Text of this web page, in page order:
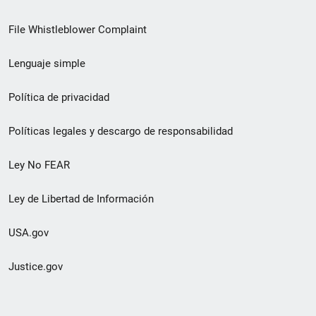
de
de
pie
de
página
File Whistleblower Complaint
Lenguaje simple
Política de privacidad
Políticas legales y descargo de responsabilidad
Ley No FEAR
Ley de Libertad de Información
USA.gov
Justice.gov